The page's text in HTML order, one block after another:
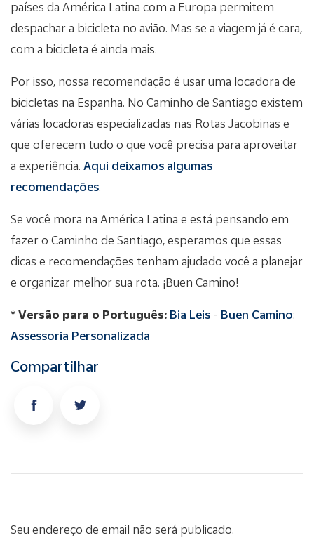
países da América Latina com a Europa permitem
despachar a bicicleta no avião. Mas se a viagem já é cara,
com a bicicleta é ainda mais.
Por isso, nossa recomendação é usar uma locadora de
bicicletas na Espanha. No Caminho de Santiago existem
várias locadoras especializadas nas Rotas Jacobinas e
que oferecem tudo o que você precisa para aproveitar
a experiência. Aqui deixamos algumas
recomendações.
Se você mora na América Latina e está pensando em
fazer o Caminho de Santiago, esperamos que essas
dicas e recomendações tenham ajudado você a planejar
e organizar melhor sua rota. ¡Buen Camino!
*Versão para o Português: Bia Leis - Buen Camino:
Assessoria Personalizada
Compartilhar
Seu endereço de email não será publicado.